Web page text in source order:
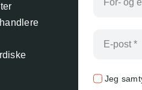
Jeg